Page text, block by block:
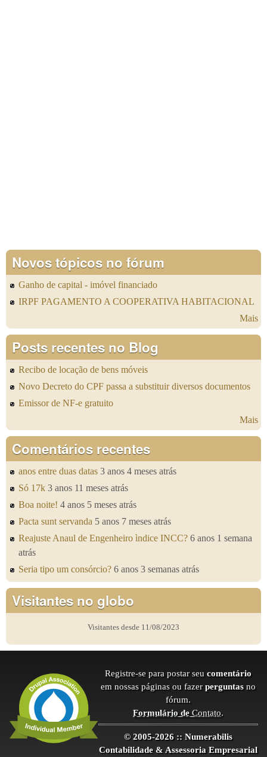
Novos tópicos no fórum
Ganho de capital - imóvel financiado
IRPF PAGAMENTO A COOPERATIVA HABITACIONAL
Mais
Posts recentes no Blog
Recibo de locação de bens móveis
Novo Decreto do CPF passa a substituir diversos documentos
Emissor de NF-e gratuito
Mais
Comentários recentes
anos entre duas datas 3 anos 4 meses atrás
Só 17k 3 anos 11 meses atrás
Boa noite! 4 anos 5 meses atrás
Pacta sunt servanda 5 anos 7 meses atrás
Reajuste Anaul de Engenheiro ìndice INCC? 6 anos 1 semana
atrás
Seria tipo um consórcio? 6 anos 3 semanas atrás
Visitantes no globo
Visitantes desde 11/08/2023
Registre-se para postar seu comentário
em nossas páginas ou fazer perguntas no
fórum.
Formulário deContato.
© 2005-2026 :: Numerabilis
Contabilidade & Assessoria Empresarial